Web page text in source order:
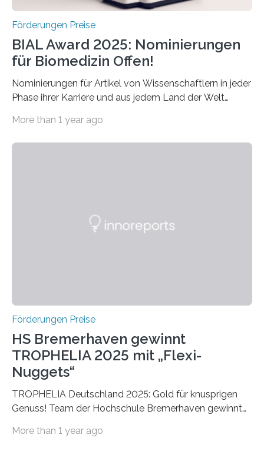
Förderungen Preise
BIAL Award 2025: Nominierungen
für Biomedizin Offen!
Nominierungen für Artikel von Wissenschaftlern in jeder
Phase ihrer Karriere und aus jedem Land der Welt
Leben gerufen, um die bemerkenswertesten
Foundation, des BIAL Award in Biomedicine ist in
More than 1 year ago
Förderungen Preise
HS Bremerhaven gewinnt
TROPHELIA 2025 mit „Flexi-
Nuggets“
TROPHELIA Deutschland 2025: Gold für knusprigen
Genuss! Team der Hochschule Bremerhaven gewinnt
ECOTROPHELIAMit der Produktidee “Flexi-Nuggets”
More than 1 year ago